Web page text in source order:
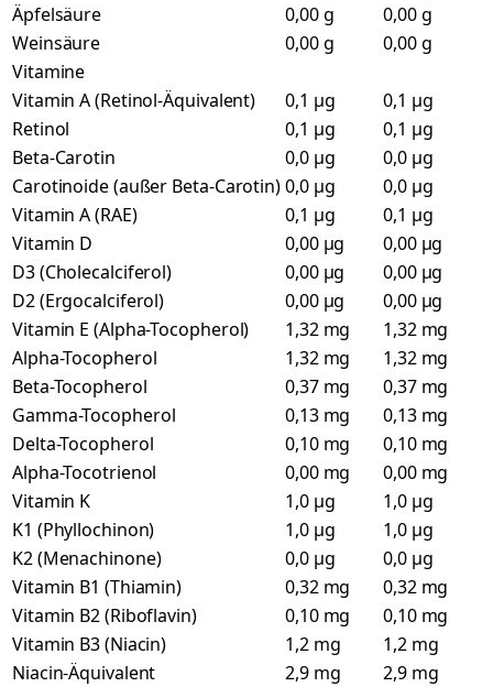
Äpfelsäure
0,00 g
0,00 g
Weinsäure
0,00 g
0,00 g
Vitamine
Vitamin A (Retinol-Äquivalent)
0,1 µg
0,1 µg
Retinol
0,1 µg
0,1 µg
Beta-Carotin
0,0 µg
0,0 µg
Carotinoide (außer Beta-Carotin)0,0 µg
0,0 µg
Vitamin A (RAE)
0,1 µg
0,1 µg
Vitamin D
0,00 µg
0,00 µg
D3 (Cholecalciferol)
0,00 µg
0,00 µg
D2 (Ergocalciferol)
0,00 µg
0,00 µg
Vitamin E (Alpha-Tocopherol)
1,32 mg
1,32 mg
Alpha-Tocopherol
1,32 mg
1,32 mg
Beta-Tocopherol
0,37 mg
0,37 mg
Gamma-Tocopherol
0,13 mg
0,13 mg
Delta-Tocopherol
0,10 mg
0,10 mg
Alpha-Tocotrienol
0,00 mg
0,00 mg
Vitamin K
1,0 µg
1,0 µg
K1 (Phyllochinon)
1,0 µg
1,0 µg
K2 (Menachinone)
0,0 µg
0,0 µg
Vitamin B1 (Thiamin)
0,32 mg
0,32 mg
Vitamin B2 (Riboflavin)
0,10 mg
0,10 mg
Vitamin B3 (Niacin)
1,2 mg
1,2 mg
Niacin-Äquivalent
2,9 mg
2,9 mg